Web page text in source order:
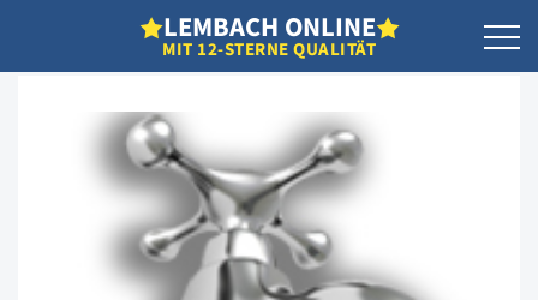
LEMBACH ONLINE
MIT 12-STERNE QUALITÄT